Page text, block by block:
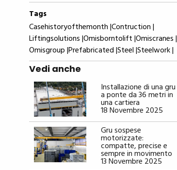
Tags
Casehistoryofthemonth |Contruction |
Liftingsolutions |Omisborntolift |Omiscranes |
Omisgroup |Prefabricated |Steel |Steelwork |
Vedi anche
Installazione di una gru
a ponte da 36 metri in
una cartiera
18 Novembre 2025
Gru sospese
motorizzate:
compatte, precise e
sempre in movimento
13 Novembre 2025